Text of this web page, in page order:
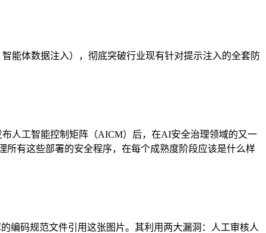
能体数据注入），彻底突破行业现有针对提示注入的全套防
人工智能控制矩阵（AICM）后，在AI安全治理领域的又一
有这些部署的安全程序，在每个成熟度阶段应该是什么样
编码规范文件引用这张图片。其利用两大漏洞：人工审核人